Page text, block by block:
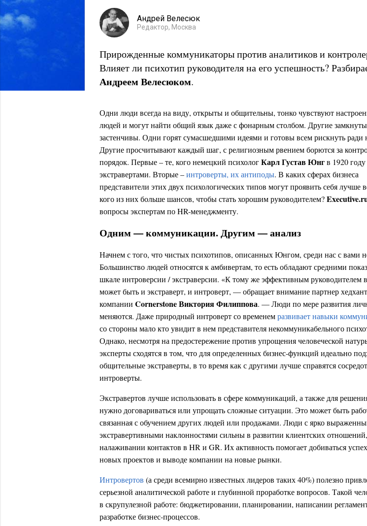
Андрей Велесюк
Редактор, Москва
Прирожденные коммуникаторы против аналитиков и
Влияет ли психотип руководителя на его успешность?
Андреем Велесюком.
Одни люди всегда на виду, открыты и общительны, тонко чувствуют
людей и могут найти общий язык даже с фонарным столбом. Другие
застенчивы. Одни горят сумасшедшими идеями и готовы всем рискнуть ради
Другие просчитывают каждый шаг, с религиозным рвением борются за
порядок. Первые – те, кого немецкий психологКарл Густав Юнгв 1920
экстравертами. Вторые –интроверты, их антиподы. В каких сферах бизнеса
представители этих двух психологических типов могут проявить себя лучше
кого из них больше шансов, чтобы стать хорошим руководителем?
вопросы экспертам по HR-менеджменту.
Одним — коммуникации. Другим — анализ
Начнем с того, что чистых психотипов, описанных Юнгом, среди нас с вами
Большинство людей относятся к амбивертам, то есть обладают средними
шкале интроверсии / экстраверсии. «К тому же эффективным руководителем
может быть и экстраверт, и интроверт, — обращает внимание партнер
компании Cornerstone Виктория Филиппова. — Люди по мере развития
меняются. Даже природный интроверт со временемразвивает навыки
со стороны мало кто увидит в нем представителя некоммуникабельного
Однако, несмотря на предостережение против упрощения человеческой
эксперты сходятся в том, что для определенных бизнес-функций идеально
общительные экстраверты, в то время как с другими лучше справятся
интроверты.
Экстравертов лучше использовать в сфере коммуникаций, а также для
нужно договариваться или упрощать сложные ситуации. Это может быть
связанная с обучением других людей или продажами. Люди с ярко
экстравертивными наклонностями сильны в развитии клиентских отношений,
налаживании контактов в HR и GR. Их активность помогает добиваться
новых проектов и выводе компании на новые рынки.
Интровертов (а среди всемирно известных лидеров таких 40%) полезно
серьезной аналитической работе и глубинной проработке вопросов. Такой
в скрупулезной работе: бюджетировании, планировании, написании
разработке бизнес-процессов.